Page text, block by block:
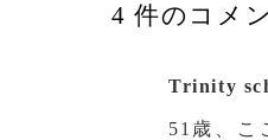
4 件のコメ
Trinity
51歳、こ